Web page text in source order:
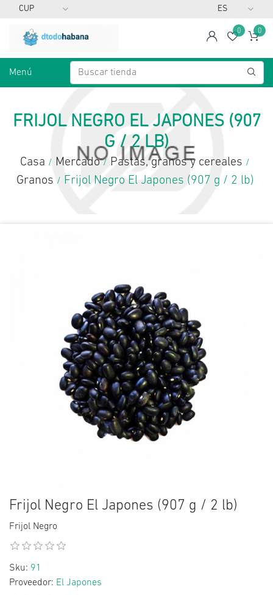
spanLista
0 0
Menú
FRIJOL NEGRO EL JAPONES (907
G / 2 LB)
Casa / Mercado / Pastas, granos y cereales /
Granos / Frijol Negro El Japones (907 g / 2 lb)
Frijol Negro El Japones (907 g / 2 lb)
Frijol Negro
Sku: 91
Proveedor: El Japones